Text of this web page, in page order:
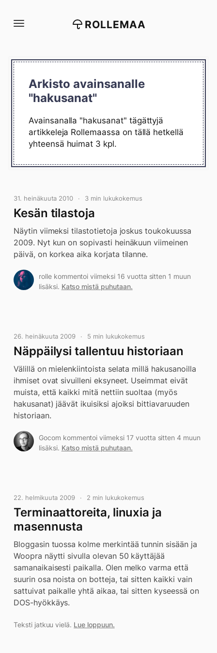
suoraan
ROLLEMAA
Arkisto avainsanalle
"hakusanat"
Avainsanalla "hakusanat" tägättyjä
artikkeleja Rollemaassa on tällä hetkellä
yhteensä huimat 3 kpl.
31. heinäkuuta 2010 3 min lukukokemus
Kesän tilastoja
Näytin viimeksi tilastotietoja joskus toukokuussa
2009. Nyt kun on sopivasti heinäkuun viimeinen
päivä, on korkea aika korjata tilanne.
rolle kommentoi viimeksi 16 vuotta sitten 1 muun
lisäksi. Katso mistä puhutaan.
26. heinäkuuta 2009 5 min lukukokemus
Näppäilysi tallentuu historiaan
Välillä on mielenkiintoista selata millä hakusanoilla
ihmiset ovat sivuilleni eksyneet. Useimmat eivät
muista, että kaikki mitä nettiin suoltaa (myös
hakusanat) jäävät ikuisiksi ajoiksi bittiavaruuden
historiaan.
Gocom kommentoi viimeksi 17 vuotta sitten 4 muun
lisäksi. Katso mistä puhutaan.
22. helmikuuta 2009 2 min lukukokemus
Terminaattoreita, linuxia ja
masennusta
Bloggasin tuossa kolme merkintää tunnin sisään ja
Woopra näytti sivulla olevan 50 käyttäjää
samanaikaisesti paikalla. Olen melko varma että
suurin osa noista on botteja, tai sitten kaikki vain
sattuivat paikalle yhtä aikaa, tai sitten kyseessä on
DOS-hyökkäys.
Teksti jatkuu vielä. Lue loppuun.